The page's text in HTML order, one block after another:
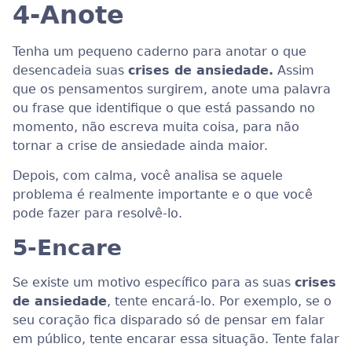
4-Anote
Tenha um pequeno caderno para anotar o que
desencadeia suas crises de ansiedade. Assim
que os pensamentos surgirem, anote uma palavra
ou frase que identifique o que está passando no
momento, não escreva muita coisa, para não
tornar a crise de ansiedade ainda maior.
Depois, com calma, você analisa se aquele
problema é realmente importante e o que você
pode fazer para resolvê-lo.
5-Encare
Se existe um motivo específico para as suas crises
de ansiedade, tente encará-lo. Por exemplo, se o
seu coração fica disparado só de pensar em falar
em público, tente encarar essa situação. Tente falar